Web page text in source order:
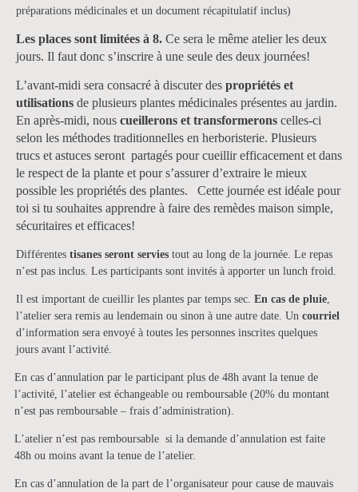
préparations médicinales et un document récapitulatif inclus)
Les places sont limitées à 8. Ce sera le même atelier les deux
jours. Il faut donc s’inscrire à une seule des deux journées!
L’avant-midi sera consacré à discuter des propriétés et
utilisations de plusieurs plantes médicinales présentes au jardin.
En après-midi, nous cueillerons et transformerons celles-ci
selon les méthodes traditionnelles en herboristerie. Plusieurs
trucs et astuces seront partagés pour cueillir efficacement et dans
le respect de la plante et pour s’assurer d’extraire le mieux
possible les propriétés des plantes. Cette journée est idéale pour
toi si tu souhaites apprendre à faire des remèdes maison simple,
sécuritaires et efficaces!
Différentes tisanes seront servies tout au long de la journée. Le repas
n’est pas inclus. Les participants sont invités à apporter un lunch froid.
Il est important de cueillir les plantes par temps sec. En cas de pluie
l’atelier sera remis au lendemain ou sinon à une autre date. Un courriel
d’information sera envoyé à toutes les personnes inscrites quelques
jours avant l’activité.
En cas d’annulation par le participant plus de 48h avant la tenue de
l’activité, l’atelier est échangeable ou remboursable (20% du montant
n’est pas remboursable – frais d’administration).
L’atelier n’est pas remboursable si la demande d’annulation est faite
48h ou moins avant la tenue de l’atelier.
En cas d’annulation de la part de l’organisateur pour cause de mauvais